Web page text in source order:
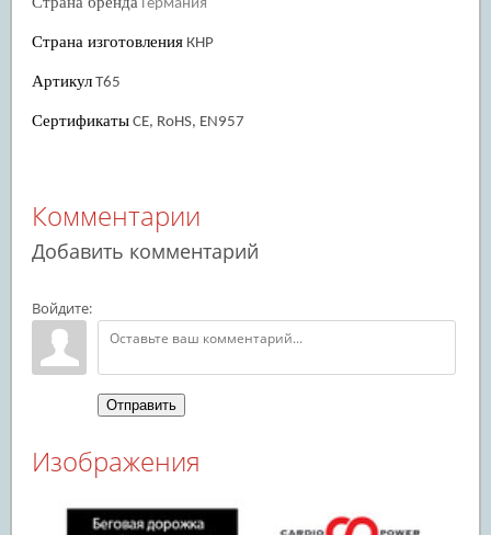
Германия
Страна изготовленияКНР
АртикулT65
СертификатыCE, RoHS, EN957
Комментарии
Добавить комментарий
Войдите:
Отправить
Изображения